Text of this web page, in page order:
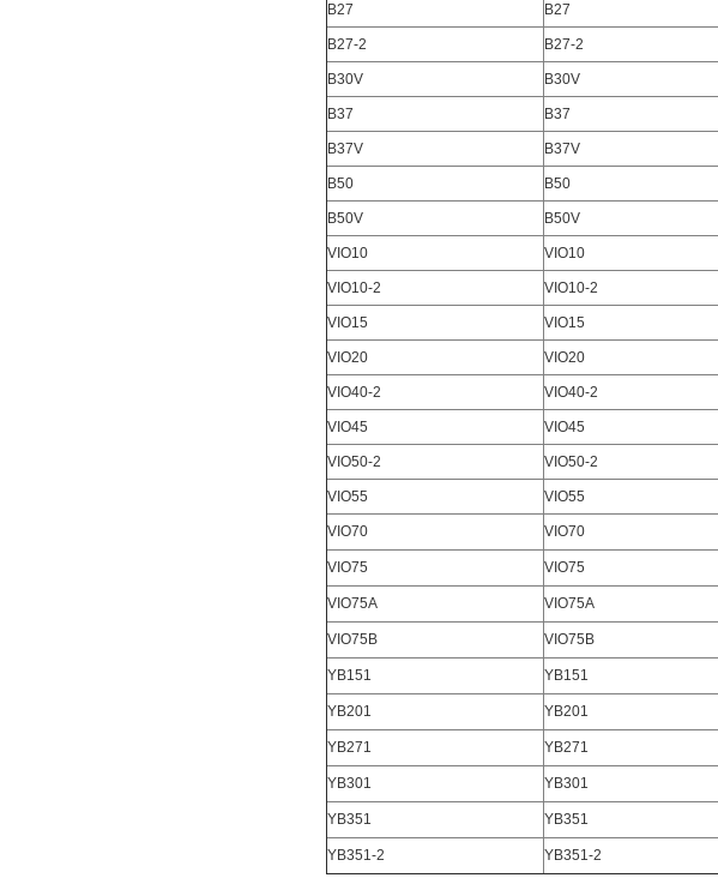
B27 B27
B27-2 B27-2
B30V B30V
B37 B37
B37V B37V
B50 B50
B50V B50V
VIO10 VIO10
VIO10-2 VIO10-2
VIO15 VIO15
VIO20 VIO20
VIO40-2 VIO40-2
VIO45 VIO45
VIO50-2 VIO50-2
VIO55 VIO55
VIO70 VIO70
VIO75 VIO75
VIO75A VIO75A
VIO75B VIO75B
YB151 YB151
YB201 YB201
YB271 YB271
YB301 YB301
YB351 YB351
YB351-2 YB351-2